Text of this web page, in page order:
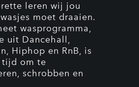
leren wij jou
moet draaien.
wasprogramma,
uit Dancehall,
Hiphop en RnB, is
tijd om te
schrobben en